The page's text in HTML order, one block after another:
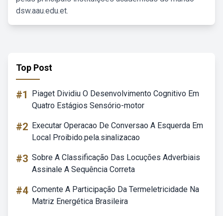
dsw.aau.edu.et.
Top Post
#1
Piaget Dividiu O Desenvolvimento Cognitivo Em
Quatro Estágios Sensório-motor
#2 Executar Operacao De Conversao A Esquerda Em
Local Proibido.pela.sinalizacao
#3 Sobre A Classificação Das Locuções Adverbiais
Assinale A Sequência Correta
#4 Comente A Participação Da Termeletricidade Na
Matriz Energética Brasileira